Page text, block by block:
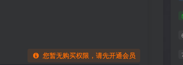
您暂无购买权限，请先开通会员